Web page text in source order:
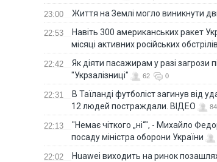
23:00 Життя на Землі могло виникнути
22:53
Навіть 300 американських ракет
місяці активних російських
22:42
Як діяти пасажирам у разі загрози
"Укрзалізниці"
62 0
22:31
В Таїланді футболіст загинув від
12 людей постраждали. ВІДЕО
84
22:13
"Немає чіткого „ні“", - Михайло
посаду міністра оборони України
22:02
Huawei виходить на ринок